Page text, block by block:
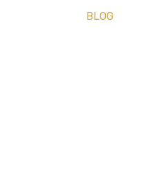
BLOG